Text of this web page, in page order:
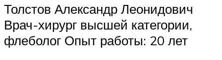
Толстов Александр Леонидович
Врач-хирург высшей категории,
флеболог Опыт работы: 20 лет